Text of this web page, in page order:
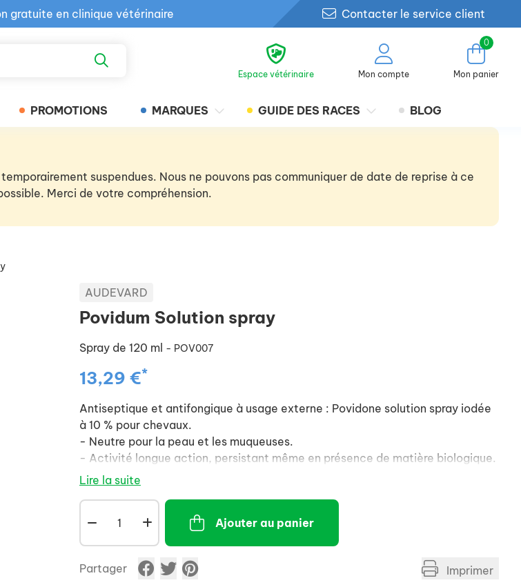
gratuite en clinique vétérinaire
produit gratuit en clinique
Contacter le service client
Espace vétérinaire Mon compte
0
Mon panier
PROMOTIONS MARQUES GUIDE DES RACES BLOG
suspendues. Nous ne pouvons pas communiquer de date de reprise à ce
Merci de votre compréhension.
AUDEVARD
Povidum Solution spray
Spray de 120 ml - POV007
13,29 €*
Antiseptique et antifongique à usage externe : Povidone solution spray iodée
à 10 % pour chevaux.
- Neutre pour la peau et les muqueuses.
- Activité longue action, persistant même en présence de matière biologique.
- Spray pratique d'utilisation et économique.
- Se rince facilement (ne tâche pas les poils ni la peau).
Lire la suite
Ajouter au panier
Partager Imprimer